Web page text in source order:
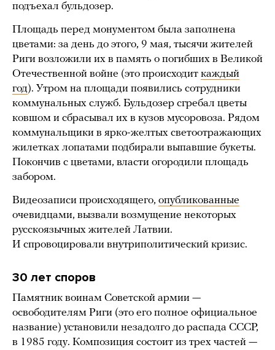
подъехал бульдозер.
Площадь перед монументом была заполнена
цветами: за день до этого, 9 мая, тысячи жителей
Риги возложили их в память о погибших в Великой
Отечественной войне (это происходит каждый
год). Утром на площади появились сотрудники
коммунальных служб. Бульдозер сгребал цветы
ковшом и сбрасывал их в кузов мусоровоза. Рядом
коммунальщики в ярко-желтых светоотражающих
жилетках лопатами подбирали выпавшие букеты.
Покончив с цветами, власти огородили площадь
забором.
Видеозаписи происходящего, опубликованные
очевидцами, вызвали возмущение некоторых
русскоязычных жителей Латвии.
И спровоцировали внутриполитический кризис.
30 лет споров
Памятник воинам Советской армии —
освободителям Риги (это его полное официальное
название) установили незадолго до распада СССР,
в 1985 году. Композиция состоит из трех частей —